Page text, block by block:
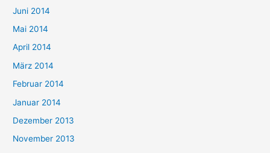
Juni 2014
Mai 2014
April 2014
März 2014
Februar 2014
Januar 2014
Dezember 2013
November 2013